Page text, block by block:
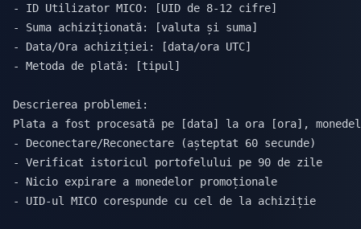
- ID Utilizator MICO: [UID de 8-12 cifre]
- Suma achiziționată: [valuta și suma]
- Data/Ora achiziției: [data/ora UTC]
- Metoda de plată: [tipul]
Descrierea problemei:
Plata a fost procesată pe [data] la ora [ora],
- Deconectare/Reconectare (așteptat 60 secunde)
- Verificat istoricul portofelului pe 90 de zile
- Nicio expirare a monedelor promoționale
- UID-ul MICO corespunde cu cel de la achiziție